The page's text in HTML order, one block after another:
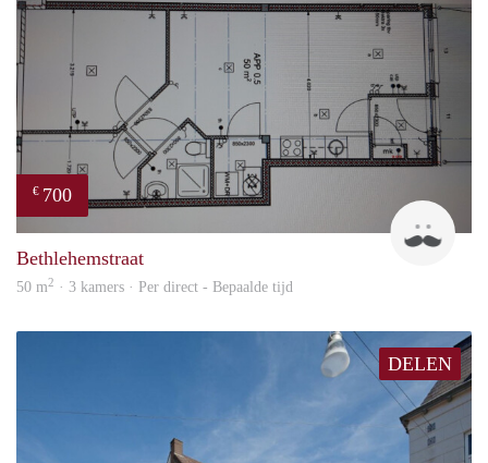
€ 700
Bethlehemstraat
50 m2 · 3 kamers · Per direct - Bepaalde tijd
DELEN